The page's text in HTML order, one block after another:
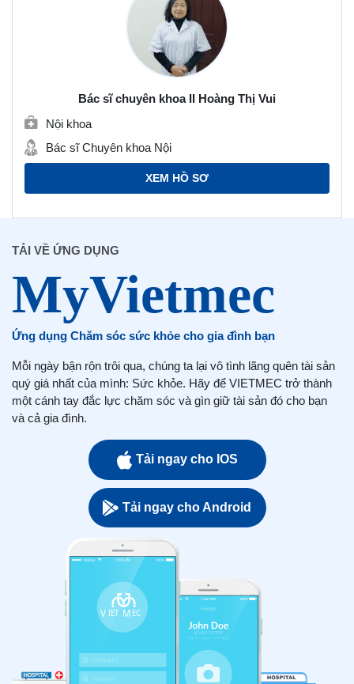
Bác sĩ chuyên khoa II Hoàng Thị Vui
Nội khoa
Bác sĩ Chuyên khoa Nội
XEM HỒ SƠ
TẢI VỀ ỨNG DỤNG
Ứng dụng Chăm sóc sức khỏe cho gia đình bạn
Mỗi ngày bận rộn trôi qua, chúng ta lại vô tình lãng quên tài sản
quý giá nhất của mình: Sức khỏe. Hãy để VIETMEC trở thành
một cánh tay đắc lực chăm sóc và gìn giữ tài sản đó cho bạn
và cả gia đình.
Tải ngay cho IOS
Tải ngay cho Android